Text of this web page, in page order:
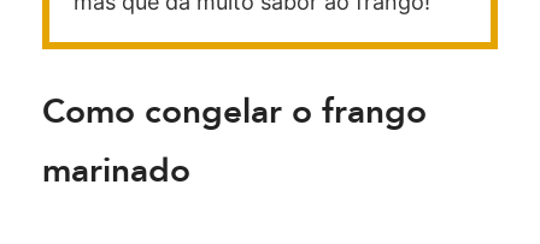
Como congelar o frango
marinado